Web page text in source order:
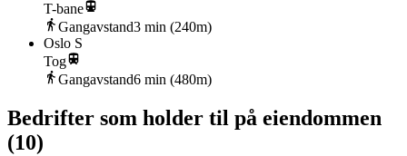
T-bane
Gangavstand3 min (240m)
Oslo S
Tog
Gangavstand6 min (480m)
Bedrifter som holder til på eiendommen
(10)